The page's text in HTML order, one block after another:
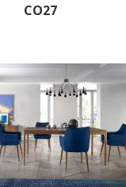
CO27